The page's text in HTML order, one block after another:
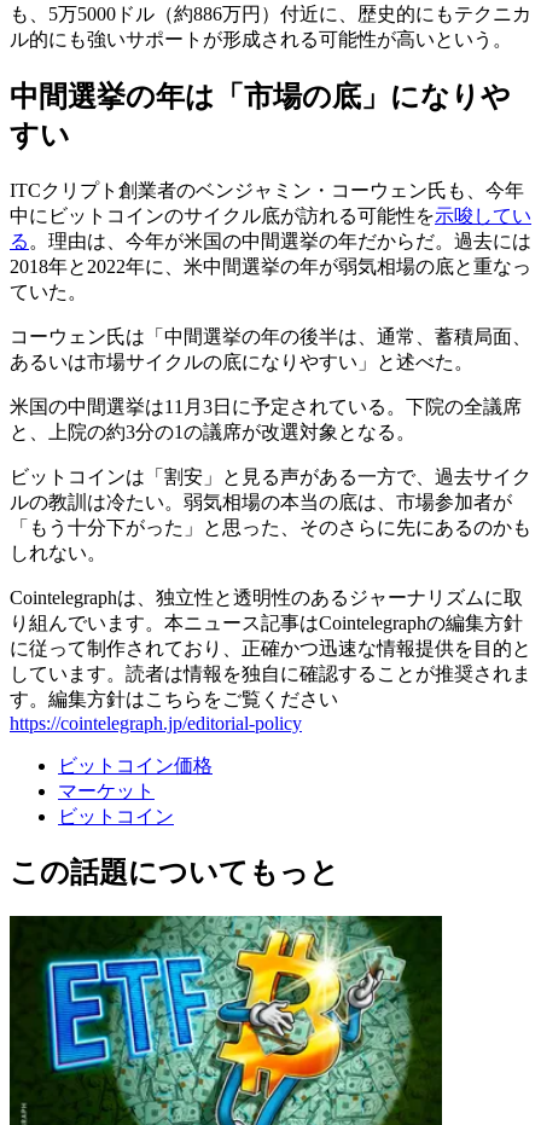
も、5万5000ドル（約886万円）付近に、歴史的にもテクニカ
ル的にも強いサポートが形成される可能性が高いという。
中間選挙の年は「市場の底」になりや
すい
ITCクリプト創業者のベンジャミン・コーウェン氏も、今年
中にビットコインのサイクル底が訪れる可能性を示唆してい
る 。理由は、今年が米国の中間選挙の年だからだ。過去には
2018年と2022年に、米中間選挙の年が弱気相場の底と重なっ
ていた。
コーウェン氏は「中間選挙の年の後半は、通常、蓄積局面、
あるいは市場サイクルの底になりやすい」と述べた。
米国の中間選挙は11月3日に予定されている。下院の全議席
と、上院の約3分の1の議席が改選対象となる。
ビットコインは「割安」と見る声がある一方で、過去サイク
ルの教訓は冷たい。弱気相場の本当の底は、市場参加者が
「もう十分下がった」と思った、そのさらに先にあるのかも
しれない。
Cointelegraphは、独立性と透明性のあるジャーナリズムに取
り組んでいます。本ニュース記事はCointelegraphの編集方針
に従って制作されており、正確かつ迅速な情報提供を目的と
しています。読者は情報を独自に確認することが推奨されま
す。編集方針はこちらをご覧ください
https://cointelegraph.jp/editorial-policy
ビットコイン価格
マーケット
ビットコイン
この話題についてもっと